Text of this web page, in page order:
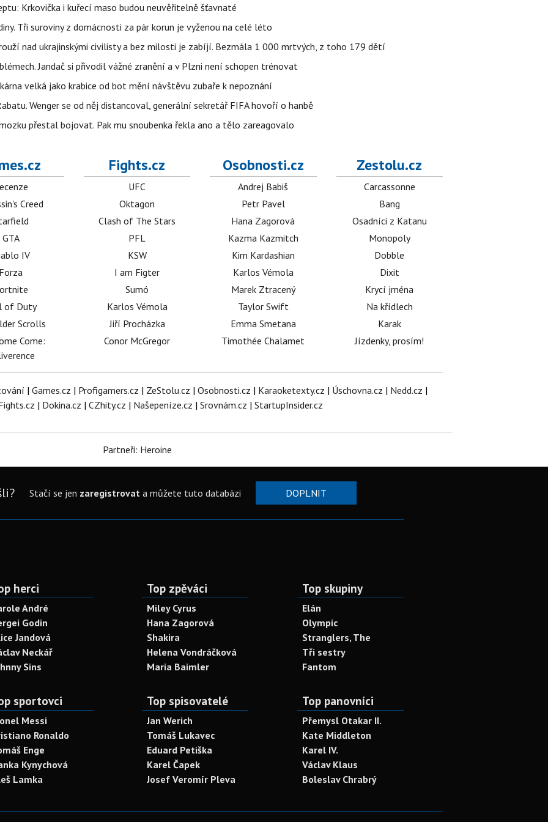
Krkovička i kuřecí maso budou neuvěřitelně šťavnaté
Tři suroviny z domácnosti za pár korun je vyženou na celé léto
nad ukrajinskými civilisty a bez milosti je zabíjí. Bezmála 1 000 mrtvých, z toho 179 dětí
Jandač si přivodil vážné zranění a v Plzni není schopen trénovat
velká jako krabice od bot mění návštěvu zubaře k nepoznání
Wenger se od něj distancoval, generální sekretář FIFA hovoří o hanbě
přestal bojovat. Pak mu snoubenka řekla ano a tělo zareagovalo
Creed
GTA
IV
of Duty
Scrolls
Come:
Fights.cz
UFC
Oktagon
Clash of The Stars
PFL
KSW
I am Figter
Sumó
Karlos Vémola
Jiří Procházka
Conor McGregor
Osobnosti.cz
Andrej Babiš
Petr Pavel
Hana Zagorová
Kazma Kazmitch
Kim Kardashian
Karlos Vémola
Marek Ztracený
Taylor Swift
Emma Smetana
Timothée Chalamet
Zestolu.cz
Carcassonne
Bang
Osadníci z Katanu
Monopoly
Dobble
Dixit
Krycí jména
Na křídlech
Karak
Jízdenky, prosím!
| Games.cz | Profigamers.cz | ZeStolu.cz | Osobnosti.cz | Karaoketexty.cz | Úschovna.cz | Nedd.cz |
| Dokina.cz | CZhity.cz | Našepeníze.cz | Srovnám.cz | StartupInsider.cz
Partneři: Heroine
Stačí se jen zaregistrovata můžete tuto databázi DOPLNIT
herci
André
Godin
Jandová
Neckář
Sins
Top zpěváci
Miley Cyrus
Hana Zagorová
Shakira
Helena Vondráčková
Maria Baimler
Top skupiny
Elán
Olympic
Stranglers, The
Tři sestry
Fantom
sportovci
Messi
Ronaldo
Enge
Kynychová
Lamka
Top spisovatelé
Jan Werich
Tomáš Lukavec
Eduard Petiška
Karel Čapek
Josef Veromír Pleva
Top panovníci
Přemysl Otakar II.
Kate Middleton
Karel IV.
Václav Klaus
Boleslav Chrabrý